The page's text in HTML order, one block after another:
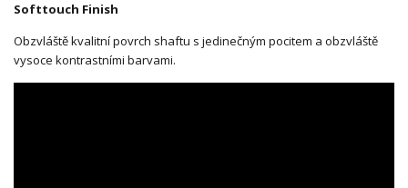
Softtouch Finish
Obzvláště kvalitní povrch shaftu s jedinečným pocitem a obzvláště
vysoce kontrastními barvami.